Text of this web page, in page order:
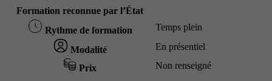
Formation reconnue par l’État
Rythme de formation Temps plein
Modalité En présentiel
Prix Non renseigné